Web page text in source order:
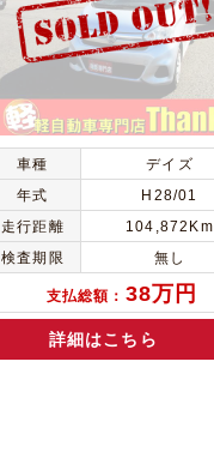
車種
デイズ
年式
H28/01
走行距離
104,872Km
検査期限
無し
支払総額： 38万円
詳細はこちら